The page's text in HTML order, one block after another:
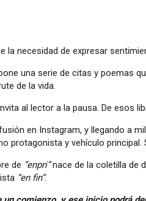
la necesidad de expresar
una serie de citas y poemas
de la vida.
al lector a la pausa. De esos
en Instagram, y llegando a
protagonista y vehículo principal.
de “enpri”nace de la coletilla de
“en fin”.